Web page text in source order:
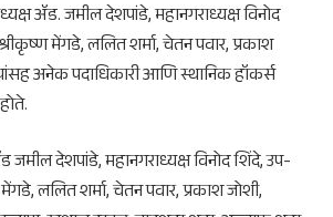
ॲड. जमील देशपांडे, महानगराध्यक्ष विनोद
मेंगडे, ललित शर्मा, चेतन पवार, प्रकाश
अनेक पदाधिकारी आणि स्थानिक हॉकर्स
जमील देशपांडे, महानगराध्यक्ष विनोद शिंदे, उप-
ललित शर्मा, चेतन पवार, प्रकाश जोशी,